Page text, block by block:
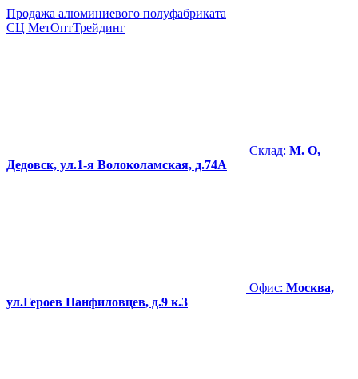
Продажа алюминиевого полуфабриката
СЦ МетОптТрейдинг
Склад: М. О,
Дедовск, ул.1-я Волоколамская, д.74А
Офис: Москва,
ул.Героев Панфиловцев, д.9 к.3